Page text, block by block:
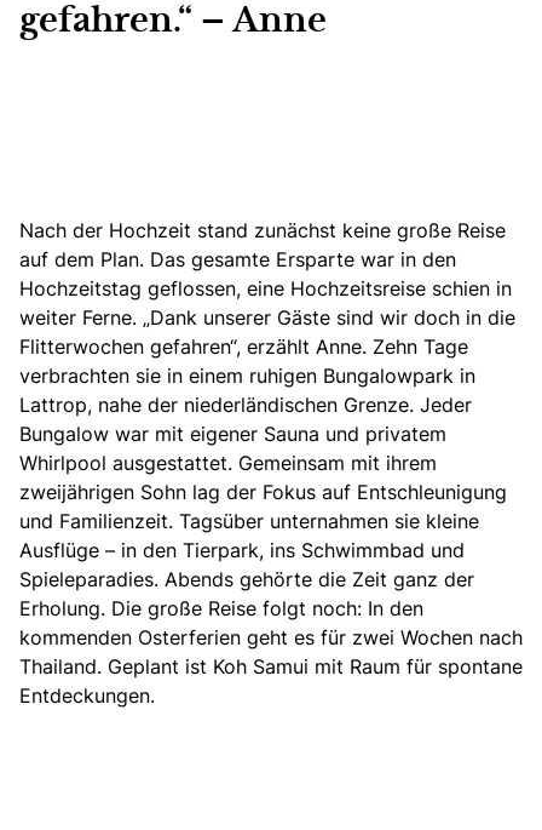
gefahren.“ – Anne
Nach der Hochzeit stand zunächst keine große Reise
auf dem Plan. Das gesamte Ersparte war in den
Hochzeitstag geflossen, eine Hochzeitsreise schien in
weiter Ferne. „Dank unserer Gäste sind wir doch in die
Flitterwochen gefahren“, erzählt Anne. Zehn Tage
verbrachten sie in einem ruhigen Bungalowpark in
Lattrop, nahe der niederländischen Grenze. Jeder
Bungalow war mit eigener Sauna und privatem
Whirlpool ausgestattet. Gemeinsam mit ihrem
zweijährigen Sohn lag der Fokus auf Entschleunigung
und Familienzeit. Tagsüber unternahmen sie kleine
Ausflüge – in den Tierpark, ins Schwimmbad und
Spieleparadies. Abends gehörte die Zeit ganz der
Erholung. Die große Reise folgt noch: In den
kommenden Osterferien geht es für zwei Wochen nach
Thailand. Geplant ist Koh Samui mit Raum für spontane
Entdeckungen.